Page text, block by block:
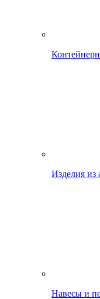
Изделия из
Навесы и